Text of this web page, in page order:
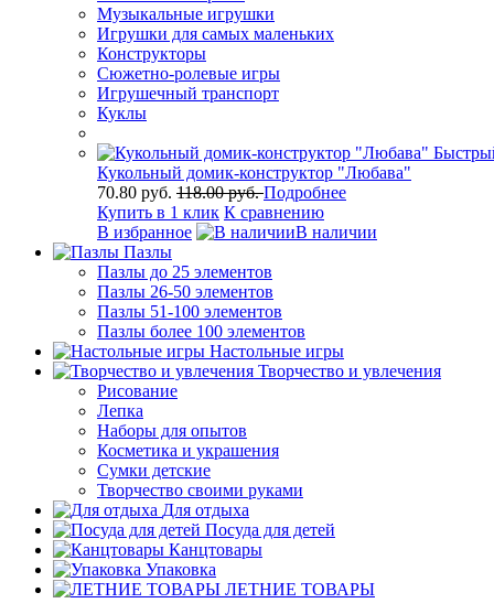
Музыкальные игрушки
Игрушки для самых маленьких
Конструкторы
Сюжетно-ролевые игры
Игрушечный транспорт
Куклы
Кукольный домик-конструктор "Любава"
70.80 руб. 118.00 руб.Подробнее
Купить в 1 клик К сравнению
В избранное
В наличии
Пазлы
Пазлы до 25 элементов
Пазлы 26-50 элементов
Пазлы 51-100 элементов
Пазлы более 100 элементов
Настольные игры
Творчество и увлечения
Рисование
Лепка
Наборы для опытов
Косметика и украшения
Сумки детские
Творчество своими руками
Для отдыха
Посуда для детей
Канцтовары
Упаковка
ЛЕТНИЕ ТОВАРЫ